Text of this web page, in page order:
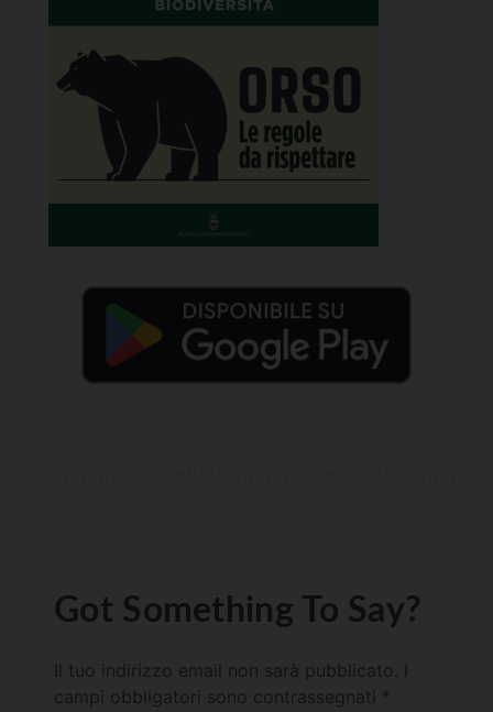
Got Something To Say?
Il tuo indirizzo email non sarà pubblicato.
campi obbligatori sono contrassegnati *